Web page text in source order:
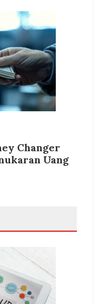
Changer
Uang